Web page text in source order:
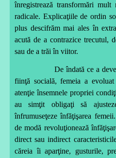
înregistrează transformări
radicale. Explicaţiile de ordin
plus descifrăm mai ales în
acută de a contrazice trecutul,
sau de a trăi în viitor.
De îndată ce a devenit
fiinţă socială, femeia a
atenţie însemnele propriei
au simţit obligaţi să
înfrumuseţeze înfăţişarea
de modă revoluţionează
direct sau indirect
căreia îi aparţine, gusturile,